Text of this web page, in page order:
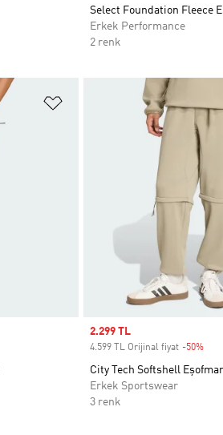
Select Foundation Fleece
Erkek Performance
2 renk
Favori Listesine Ekle
Sale price
2.299 TL
4.599 TL Orijinal fiyat -50%
City Tech Softshell
Erkek Sportswear
3 renk